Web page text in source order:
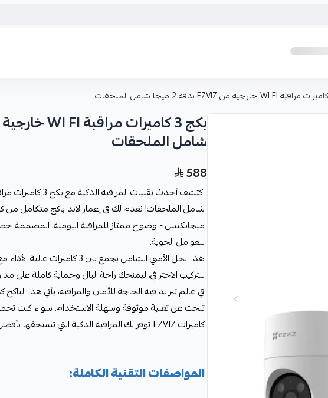
شامل الملحقات
588
ميجابكسل - وضوح ممتاز للمراقبة اليومية، المصممة
للعوامل الجوية.
هذا الحل الأمني الشامل يجمع
للتركيب الاحترافي، ليمنحك راحة البال وحماية كاملة على
في عالم تتزايد فيه الحاجة للأمان والمراقبة، يأتي هذا
تبحث عن تقنية موثوقة وسهلة الاستخدام. سواء كنت
كاميرات EZVIZ توفر لك المراقبة الذكية التي تستحقها بأفضل قيمة في السوق السعودي.
المواصفات التقنية الكاملة: